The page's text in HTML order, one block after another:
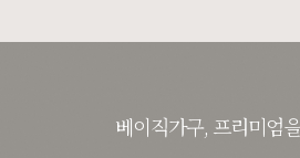
베이직가구, 프리미엄